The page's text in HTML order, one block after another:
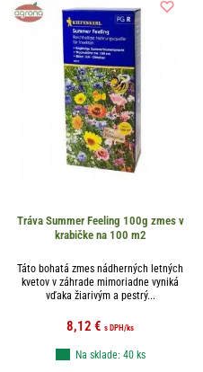
Tráva Summer Feeling 100g zmes v
krabičke na 100 m2
Táto bohatá zmes nádherných letných
kvetov v záhrade mimoriadne vyniká
vďaka žiarivým a pestrý...
8,12 € s DPH /ks
Na sklade: 40 ks